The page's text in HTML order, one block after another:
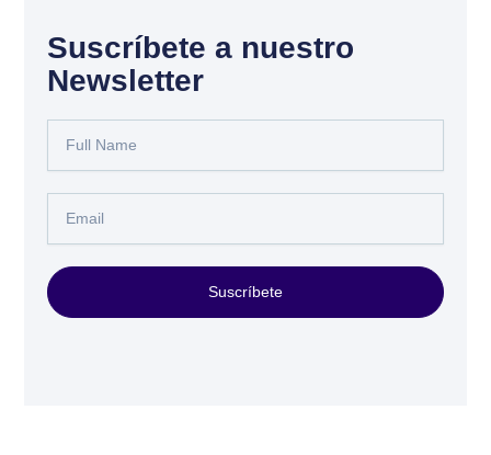
Suscríbete a nuestro
Newsletter
Name
Suscríbete